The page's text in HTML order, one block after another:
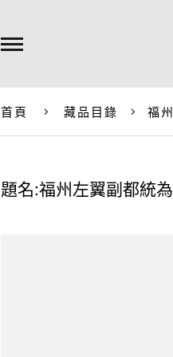
首頁 藏品目錄 福
題名:福州左翼副都統